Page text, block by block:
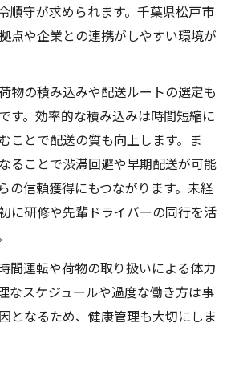
順守が求められます。千葉県松戸市
点や企業との連携がしやすい環境が
物の積み込みや配送ルートの選定も
す。効率的な積み込みは時間短縮に
ことで配送の質も向上します。ま
ることで渋滞回避や早期配送が可能
の信頼獲得にもつながります。未経
に研修や先輩ドライバーの同行を活
間運転や荷物の取り扱いによる体力
なスケジュールや過度な働き方は事
となるため、健康管理も大切にしま